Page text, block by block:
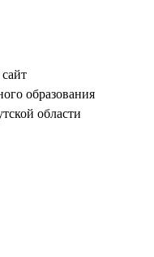
образования
области